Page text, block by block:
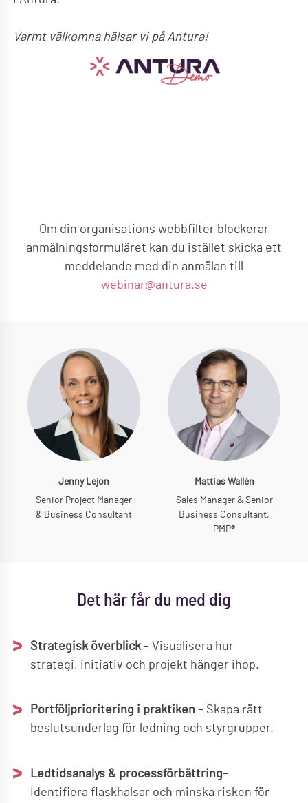
Varmt välkomna hälsar vi på Antura!
Om din organisations webbfilter blockerar
anmälningsformuläret kan du istället skicka ett
meddelande med din anmälan till
webinar@antura.se
Jenny Lejon
Senior Project Manager
& Business Consultant
Mattias Wallén
Sales Manager & Senior
Business Consultant,
PMP®
Det här får du med dig
Strategisk överblick– Visualisera hur
strategi, initiativ och projekt hänger ihop.
Portföljprioritering i praktiken – Skapa rätt
beslutsunderlag för ledning och styrgrupper.
Ledtidsanalys & processförbättring–
Identifiera flaskhalsar och minska risken för